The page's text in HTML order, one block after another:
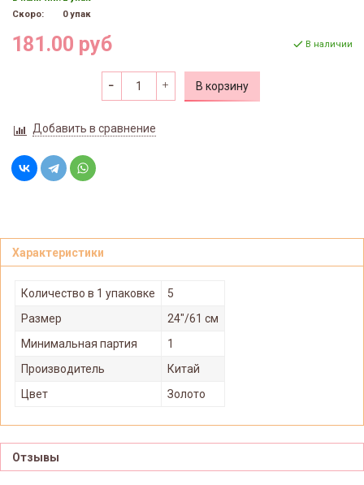
Скоро:
0 упак
181.00 руб В наличии
В корзину
Добавить в сравнение
Характеристики
Количество в 1 упаковке
5
Размер
24"/61 см
Минимальная партия
1
Производитель
Китай
Цвет
Золото
Отзывы